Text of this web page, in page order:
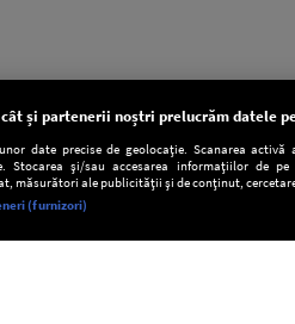
și partenerii noștri prelucrăm datele
date precise de geolocație. Scanarea
Stocarea și/sau accesarea informațiilor de
măsurători ale publicității și de conținut,
(furnizori)